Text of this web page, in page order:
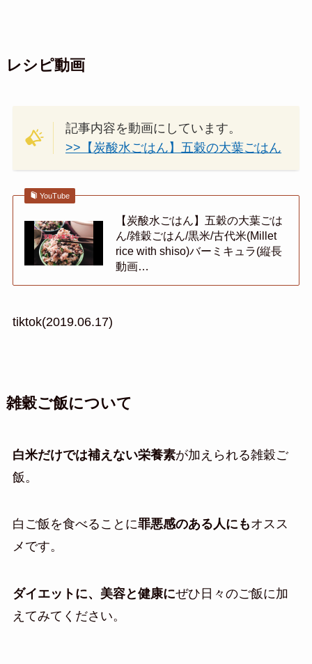
レシピ動画
記事内容を動画にしています。
>>【炭酸水ごはん】五穀の大葉ごはん
YouTube
【炭酸水ごはん】五穀の大葉ごは
ん/雑穀ごはん/黒米/古代米(Millet
rice with shiso)バーミキュラ(縦長
動画…
tiktok(2019.06.17)
雑穀ご飯について
白米だけでは補えない栄養素が加えられる雑穀ご
飯。
白ご飯を食べることに罪悪感のある人にもオスス
メです。
ダイエットに、美容と健康にぜひ日々のご飯に加
えてみてください。